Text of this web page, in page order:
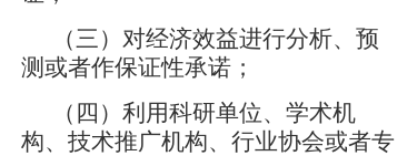
（三）对经济效益进行分析、预
测或者作保证性承诺；
（四）利用科研单位、学术机
构、技术推广机构、行业协会或者专